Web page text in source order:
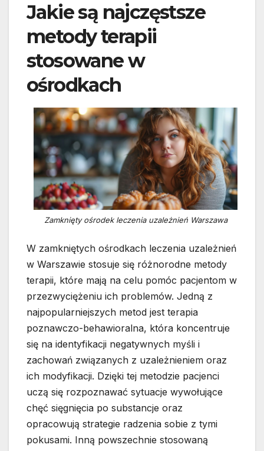
Jakie są najczęstsze
metody terapii
stosowane w
ośrodkach
Zamknięty ośrodek leczenia uzależnień Warszawa
W zamkniętych ośrodkach leczenia uzależnień
w Warszawie stosuje się różnorodne metody
terapii, które mają na celu pomóc pacjentom w
przezwyciężeniu ich problemów. Jedną z
najpopularniejszych metod jest terapia
poznawczo-behawioralna, która koncentruje
się na identyfikacji negatywnych myśli i
zachowań związanych z uzależnieniem oraz
ich modyfikacji. Dzięki tej metodzie pacjenci
uczą się rozpoznawać sytuacje wywołujące
chęć sięgnięcia po substancje oraz
opracowują strategie radzenia sobie z tymi
pokusami. Inną powszechnie stosowaną